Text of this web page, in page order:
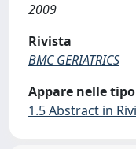
2009
Rivista
BMC GERIATRICS
Appare nelle
1.5 Abstract in